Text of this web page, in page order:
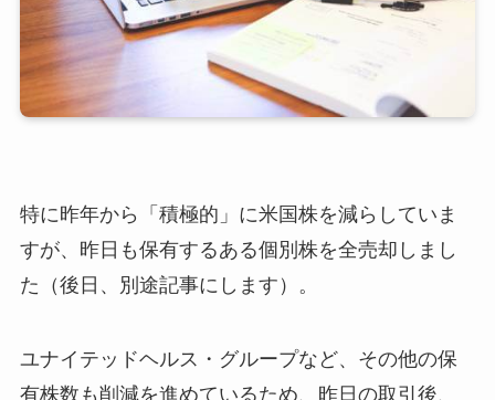
特に昨年から「積極的」に米国株を減らしていま
すが、昨日も保有するある個別株を全売却しまし
た（後日、別途記事にします）。
ユナイテッドヘルス・グループなど、その他の保
有株数も削減を進めているため、昨日の取引後、